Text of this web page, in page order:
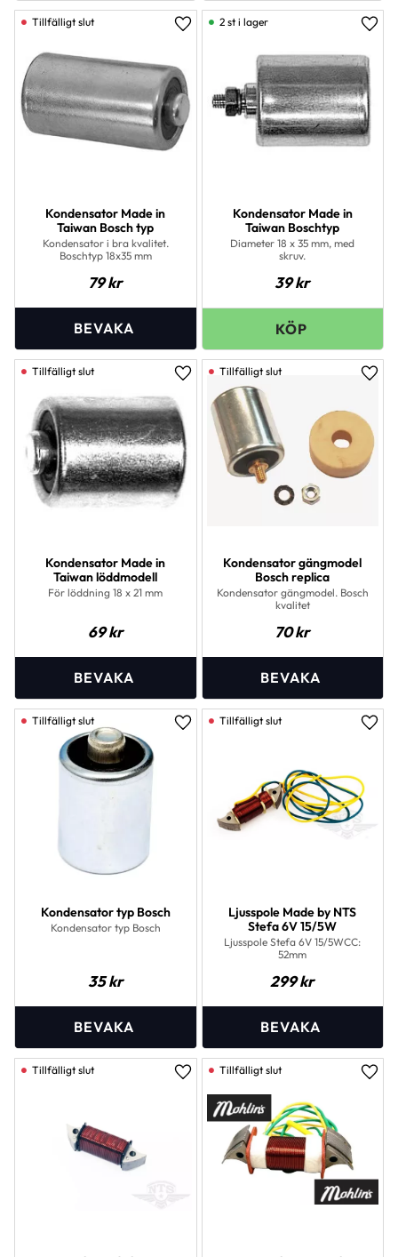
Kondensator Made in
Taiwan Bosch typ
Kondensator i bra kvalitet.
Boschtyp 18x35 mm
79kr
Lägg till i favoriter
Kondensator Made in
Taiwan Boschtyp
Diameter 18 x 35 mm, med
skruv.
39kr
2 st i lager
Kondensator Made in
Taiwan löddmodell
För löddning 18 x 21 mm
69kr
Lägg till i favoriter
Kondensator gängmodel
Bosch replica
Kondensator gängmodel. Bosch
kvalitet
70kr
Kondensator typ Bosch
Kondensator typ Bosch
35kr
Lägg till i favoriter
Ljusspole Made by NTS
Stefa 6V 15/5W
Ljusspole Stefa 6V 15/5WCC:
52mm
299kr
Lägg till i favoriter